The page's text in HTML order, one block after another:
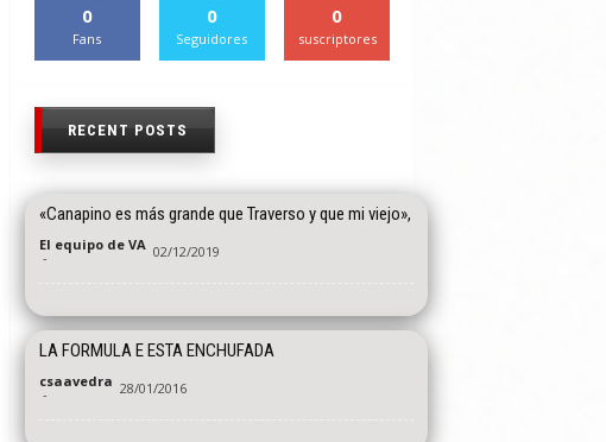
0
Fans
0
Seguidores
0
suscriptores
RECENT POSTS
«Canapino es más grande que Traverso y que mi viejo»,
El equipo de VA
- 02/12/2019
LA FORMULA E ESTA ENCHUFADA
csaavedra
- 28/01/2016